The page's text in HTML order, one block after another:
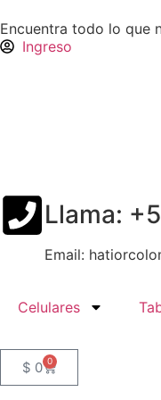
Encuentra todo lo que
Ingreso
Llama:
Email:
Celulares
$ 0 0